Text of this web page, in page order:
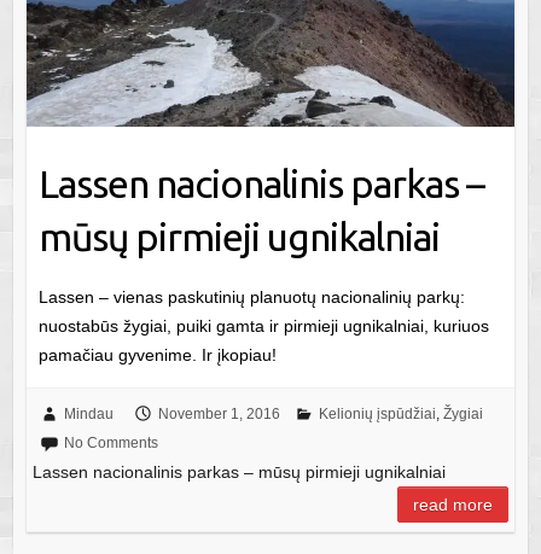
Lassen nacionalinis parkas –
mūsų pirmieji ugnikalniai
Lassen – vienas paskutinių planuotų nacionalinių parkų:
nuostabūs žygiai, puiki gamta ir pirmieji ugnikalniai, kuriuos
pamačiau gyvenime. Ir įkopiau!
Mindau November 1, 2016 Kelionių įspūdžiai, Žygiai
No Comments
Lassen nacionalinis parkas – mūsų pirmieji ugnikalniai
read more